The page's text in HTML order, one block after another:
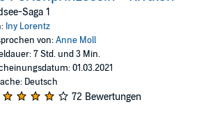
kamen. Simons Ruf als Kapitän ist ruiniert,
das Schicksal ihrer Enkel bestimmen wird...
Enkeln in der Südsee erfüllt, verrät
Saga 1
Iny Lorentz
von:Anne Moll
7 Std. und 3 Min.
01.03.2021
Deutsch
72 Bewertungen